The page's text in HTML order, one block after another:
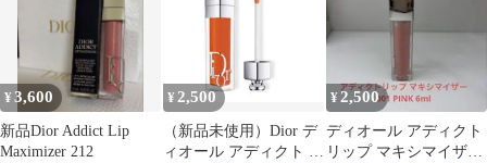
¥3,600
新品Dior Addict Lip
Maximizer 212
¥ 2,500
（新品未使用）Dior デ
ィオール アディクト リ
¥2,500
ディオール アディクト
リップ マキシマイザー